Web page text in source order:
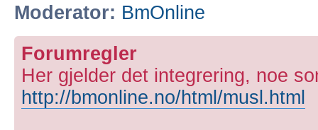
Moderator: BmOnline
Forumregler
Her gjelder det integrering, noe
http://bmonline.no/html/musl.html